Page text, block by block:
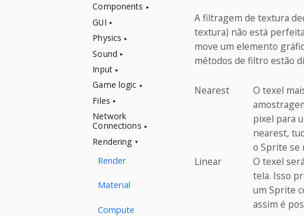
Components
GUI
Physics
Sound
Input
Game logic
Files
Network
Connections
Rendering
Render
Material
Compute
A filtragem de textura
textura) não está
move um elemento
métodos de filtro estão
Nearest
O texel
pixel para
nearest,
o Sprite se
Linear
O texel
tela. Isso
um Sprite
assim é